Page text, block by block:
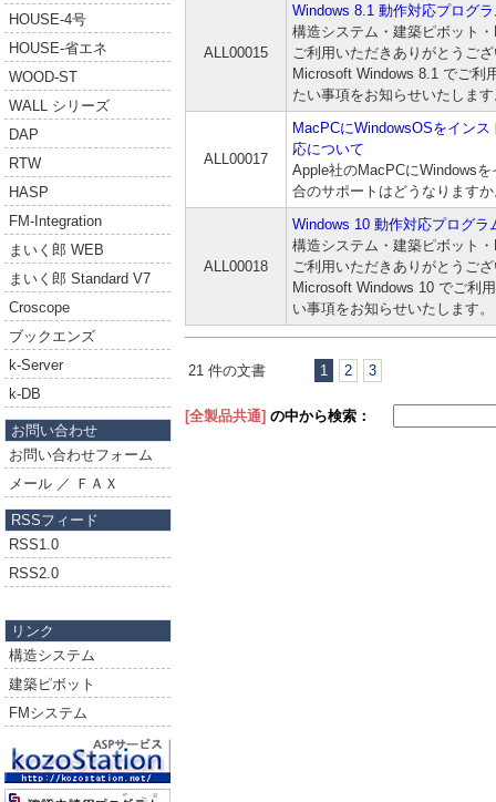
HOUSE-4号
HOUSE-省エネ
WOOD-ST
WALL シリーズ
DAP
RTW
HASP
FM-Integration
まいく郎 WEB
まいく郎 Standard V7
Croscope
ブックエンズ
k-Server
k-DB
お問い合わせ
お問い合わせフォーム
メール ／ ＦＡＸ
RSSフィード
RSS1.0
RSS2.0
リンク
構造システム
建築ピボット
FMシステム
ALL00015
Windows 8.1 動作対応プログ
構造システム・建築ピボット
ご利用いただきありがとうご
Microsoft Windows 8.1 でご利
たい事項をお知らせいたしま
ALL00017
MacPCにWindowsOSをイン
応について
Apple社のMacPCにWindows
合のサポートはどうなります
ALL00018
Windows 10 動作対応プログラ
構造システム・建築ピボット
ご利用いただきありがとうご
Microsoft Windows 10 でご利
い事項をお知らせいたします。
21 件の文書 1 2 3
[全製品共通] の中から検索：